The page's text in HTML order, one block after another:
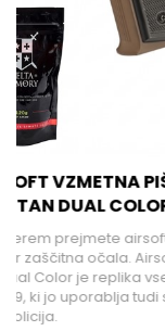
AIRSOFT
Airsoft netrzajna